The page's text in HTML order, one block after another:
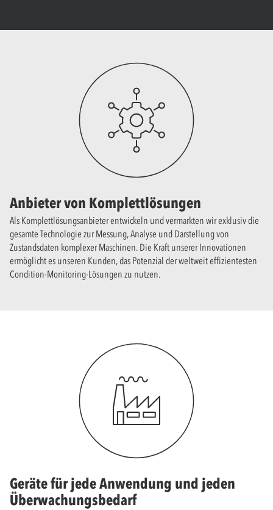
Anbieter von Komplettlösungen
Als Komplettlösungsanbieter entwickeln und vermarkten wir exklusiv die
gesamte Technologie zur Messung, Analyse und Darstellung von
Zustandsdaten komplexer Maschinen. Die Kraft unserer Innovationen
ermöglicht es unseren Kunden, das Potenzial der weltweit effizientesten
Condition-Monitoring-Lösungen zu nutzen.
Geräte für jede Anwendung und jeden
Überwachungsbedarf